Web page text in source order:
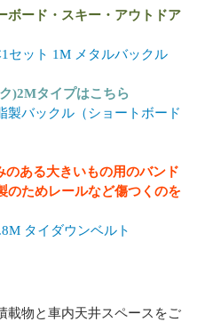
ボード・スキー・アウトドア
セット 1M メタルバックル
)2Mタイプはこちら
製バックル（ショートボード
ある大きいもの用のバンド
のためレールなど傷つくのを
タイダウンベルト
物と車内天井スペースをご